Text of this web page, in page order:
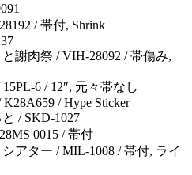
/ 帯付, Shrink
謝肉祭 / VIH-28092 / 帯傷み,
6 / 12″, 元々帯なし
K28A659 / Hype Sticker
/ SKD-1027
0015 / 帯付
アター / MIL-1008 / 帯付, ライ